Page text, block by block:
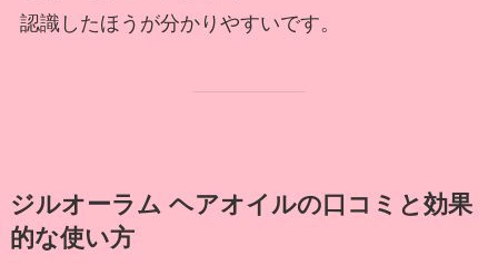
認識したほうが分かりやすいです。
ジルオーラム ヘアオイルの口コミと効果
的な使い方